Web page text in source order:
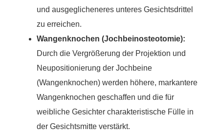
und ausgeglicheneres unteres Gesichtsdrittel
zu erreichen.
Wangenknochen (Jochbeinosteotomie):
Durch die Vergrößerung der Projektion und
Neupositionierung der Jochbeine
(Wangenknochen) werden höhere, markantere
Wangenknochen geschaffen und die für
weibliche Gesichter charakteristische Fülle in
der Gesichtsmitte verstärkt.